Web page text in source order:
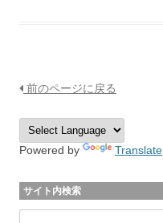
前のページに戻る
Powered by Translate
サイト内検索